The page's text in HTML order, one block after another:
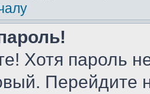
Хотя пароль
Перейдите